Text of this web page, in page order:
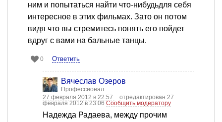
ним и попытаться найти что-нибудьдля себя
интересное в этих фильмах. Зато он потом
видя что вы стремитесь понять его пойдет
вдруг с вами на бальные танцы.
0 Ответить
Вячеслав Озеров
Профессионал
27 февраля 2012 в 22:57
отредактирован 27
февраля 2012 в 23:06Сообщить модератору
Надежда Радаева, между прочим